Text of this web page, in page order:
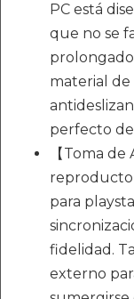
PC está
que no se
material de
perfecto
【Toma
para
fidelidad.
externo